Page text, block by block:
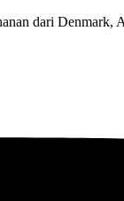
dari